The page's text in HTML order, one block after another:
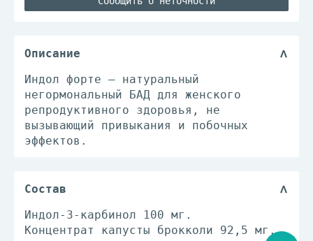
Описание
Индол форте — натуральный
негормональный БАД для женского
репродуктивного здоровья, не
вызывающий привыкания и побочных
эффектов.
Состав
Индол-3-карбинол 100 мг.
Концентрат капусты брокколи 92,5 мг.